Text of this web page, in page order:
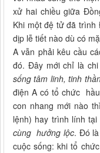
xử hai chiều giữa
Khi một đệ tử đã
dịp lễ tiết nào dù có
A vẫn phải kêu cầu
đó. Đây mới chỉ là
sống tâm linh, tinh
điện A có tổ chức
con nhang mới nào
lệnh) hay trình lính
cùng hưởng lộc. Đó
cuộc sống: khi tổ